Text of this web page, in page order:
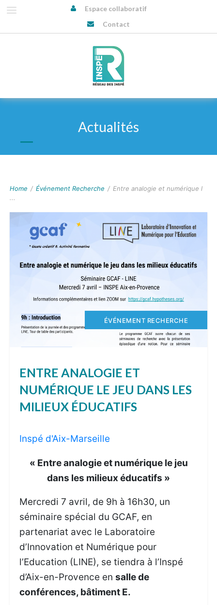
Espace collaboratif
Contact
Actualités
Home / Événement Recherche / Entre analogie et numérique l
...
ÉVÉNEMENT RECHERCHE
ENTRE ANALOGIE ET
NUMÉRIQUE LE JEU DANS LES
MILIEUX ÉDUCATIFS
Inspé d'Aix-Marseille
« Entre analogie et numérique le jeu
dans les milieux éducatifs »
Mercredi 7 avril, de 9h à 16h30, un
séminaire spécial du GCAF, en
partenariat avec le Laboratoire
d’Innovation et Numérique pour
l’Education (LINE), se tiendra à l’Inspé
d’Aix-en-Provence ensalle de
conférences, bâtiment E.